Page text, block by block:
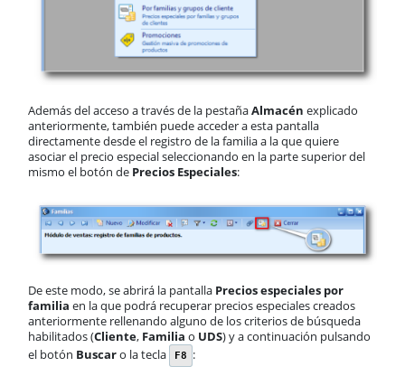
Además del acceso a través de la pestañaAlmacén explicado
anteriormente, también puede acceder a esta pantalla
directamente desde el registro de la familia a la que quiere
asociar el precio especial seleccionando en la parte superior del
mismo el botón de Precios Especiales:
De este modo, se abrirá la pantalla Precios especiales por
familia en la que podrá recuperar precios especiales creados
anteriormente rellenando alguno de los criterios de búsqueda
habilitados (Cliente, Familia o UDS) y a continuación pulsando
el botón Buscaro la tecla F8 :